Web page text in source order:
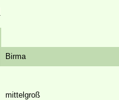
Birma
mittelgroß